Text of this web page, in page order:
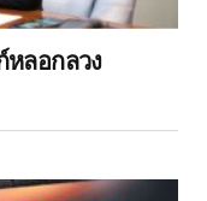
หลอกลวง